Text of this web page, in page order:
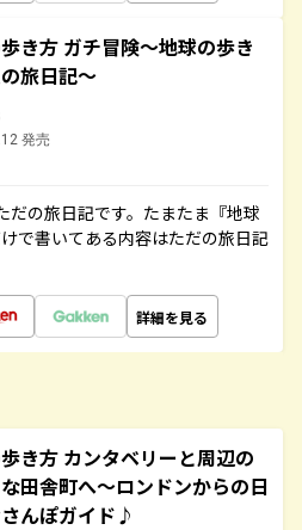
き方 ガチ冒険～地球の歩き
旅日記～
発売
だの旅日記です。たまたま『地球
で書いてある内容はただの旅日記
詳細を見る
き方 カンタベリーと周辺の
田舎町へ～ロンドンからの日
んぽガイド♪